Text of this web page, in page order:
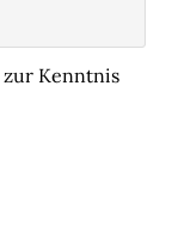
zur Kenntnis